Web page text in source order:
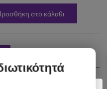
στο κάλαθι